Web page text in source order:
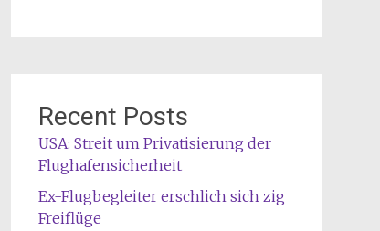
Recent Posts
USA: Streit um Privatisierung der
Flughafensicherheit
Ex-Flugbegleiter erschlich sich zig
Freiflüge